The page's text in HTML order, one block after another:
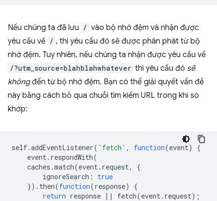
Nếu chúng ta đã lưu / vào bộ nhớ đệm và nhận được
yêu cầu về / , thì yêu cầu đó sẽ được phân phát từ bộ
nhớ đệm. Tuy nhiên, nếu chúng ta nhận được yêu cầu về
/?utm_source=blahblahwhatever thì yêu cầu đó sẽ
khôngđến từ bộ nhớ đệm. Bạn có thể giải quyết vấn đề
này bằng cách bỏ qua chuỗi tìm kiếm URL trong khi so
khớp:
self.addEventListener( 'fetch' , function(event)
{
event. respondWith(
caches .match(event. request,
{
ignoreSearch :
true
}). then(function(response)
{
return response || fetch(event. request);